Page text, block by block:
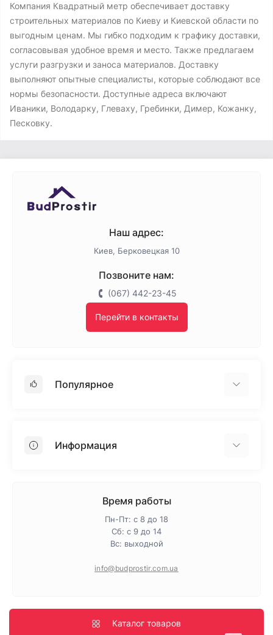
Компания Квадратный метр обеспечивает доставку
строительных материалов по Киеву и Киевской области по
выгодным ценам. Мы гибко подходим к графику доставки,
согласовывая удобное время и место. Также предлагаем
услуги разгрузки и заноса материалов. Доставку
выполняют опытные специалисты, которые соблюдают все
нормы безопасности. Доступные адреса включают
Иваники, Володарку, Глеваху, Гребинки, Димер, Кожанку,
Песковку.
Наш адрес:
Киев, Берковецкая 10
Позвоните нам:
(067) 442-23-45
Перейти в контакты
Популярное
ПенопластИнформация
Политика конфиденциальности
Время работы
Пн-Пт: с 8 до 18
Сб: с 9 до 14
Вс: выходной
info@budprostir.com.ua
Каталог товаров